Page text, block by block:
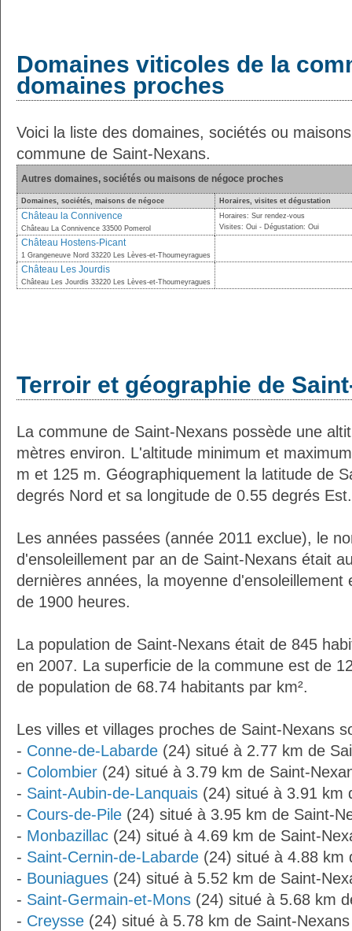
Domaines viticoles de la
domaines proches
Voici la liste des domaines, sociétés ou
commune de Saint-Nexans.
Autres domaines, sociétés ou maisons de négoce proches
Domaines, sociétés, maisons de négoce Horaires, visites et dégustation
Château la Connivence
Château La Connivence 33500 Pomerol
Horaires: Sur rendez-vous
Visites: Oui - Dégustation: Oui
Château Hostens-Picant
1 Grangeneuve Nord 33220 Les Lèves-et-Thoumeyragues
Château Les Jourdis
Château Les Jourdis 33220 Les Lèves-et-Thoumeyragues
Terroir et géographie de
La commune de Saint-Nexans possède une
mètres environ. L'altitude minimum et
m et 125 m. Géographiquement la latitude de
degrés Nord et sa longitude de 0.55 degrés Est.
Les années passées (année 2011 exclue), le
d'ensoleillement par an de Saint-Nexans était
dernières années, la moyenne d'ensoleillement
de 1900 heures.
La population de Saint-Nexans était de 845
en 2007. La superficie de la commune est de
de population de 68.74 habitants par km².
Les villes et villages proches de Saint-Nexans
- Conne-de-Labarde (24) situé à 2.77 km de
- Colombier (24) situé à 3.79 km de Saint-
- Saint-Aubin-de-Lanquais (24) situé à 3.91 km
- Cours-de-Pile (24) situé à 3.95 km de Saint-
- Monbazillac (24) situé à 4.69 km de Saint-
- Saint-Cernin-de-Labarde (24) situé à 4.88 km
- Bouniagues (24) situé à 5.52 km de Saint-
- Saint-Germain-et-Mons (24) situé à 5.68 km
- Creysse (24) situé à 5.78 km de Saint-Nexans